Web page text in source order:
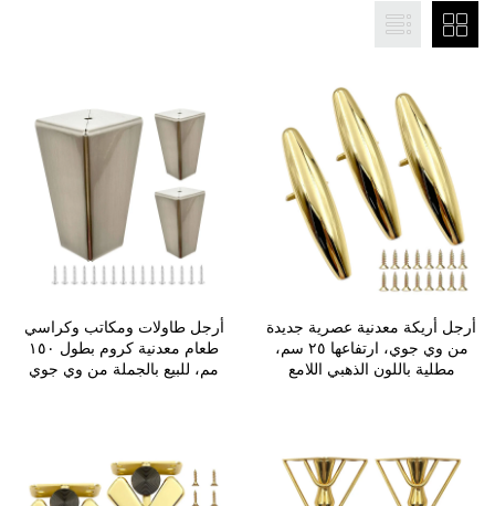
أرجل أريكة معدنية عصرية جديدة
من وي جوي، ارتفاعها ٢٥ سم،
مطلية باللون الذهبي اللامع
أرجل طاولات ومكاتب وكراسي
طعام معدنية كروم بطول ١٥٠
مم، للبيع بالجملة من وي جوي